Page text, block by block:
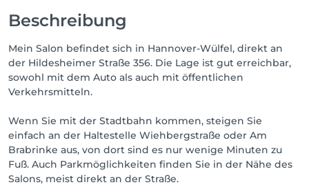
Beschreibung
Mein Salon befindet sich in Hannover-Wülfel, direkt an
der Hildesheimer Straße 356. Die Lage ist gut erreichbar,
sowohl mit dem Auto als auch mit öffentlichen
Verkehrsmitteln.
Wenn Sie mit der Stadtbahn kommen, steigen Sie
einfach an der Haltestelle Wiehbergstraße oder Am
Brabrinke aus, von dort sind es nur wenige Minuten zu
Fuß. Auch Parkmöglichkeiten finden Sie in der Nähe des
Salons, meist direkt an der Straße.